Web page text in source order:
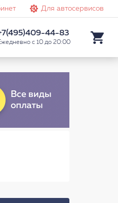
Для автосервисов
44-83
с 10 до 20:00